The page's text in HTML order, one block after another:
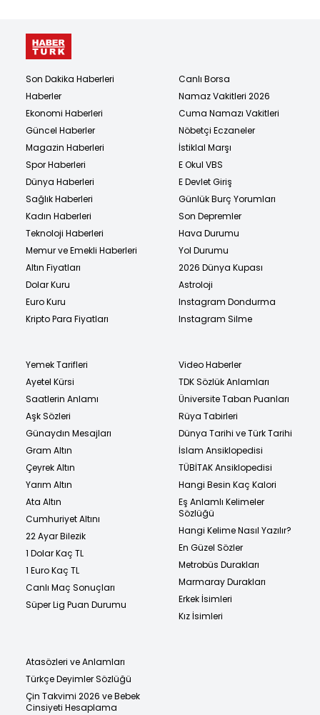
Son Dakika Haberleri
Haberler
Ekonomi Haberleri
Güncel Haberler
Magazin Haberleri
Spor Haberleri
Dünya Haberleri
Sağlık Haberleri
Kadın Haberleri
Teknoloji Haberleri
Memur ve Emekli Haberleri
Altın Fiyatları
Dolar Kuru
Euro Kuru
Kripto Para Fiyatları
Canlı Borsa
Namaz Vakitleri 2026
Cuma Namazı Vakitleri
Nöbetçi Eczaneler
İstiklal Marşı
E Okul VBS
E Devlet Giriş
Günlük Burç Yorumları
Son Depremler
Hava Durumu
Yol Durumu
2026 Dünya Kupası
Astroloji
Instagram Dondurma
Instagram Silme
Yemek Tarifleri
Ayetel Kürsi
Saatlerin Anlamı
Aşk Sözleri
Günaydın Mesajları
Gram Altın
Çeyrek Altın
Yarım Altın
Ata Altın
Cumhuriyet Altını
22 Ayar Bilezik
1 Dolar Kaç TL
1 Euro Kaç TL
Canlı Maç Sonuçları
Süper Lig Puan Durumu
Video Haberler
TDK Sözlük Anlamları
Üniversite Taban Puanları
Rüya Tabirleri
Dünya Tarihi ve Türk Tarihi
İslam Ansiklopedisi
TÜBİTAK Ansiklopedisi
Hangi Besin Kaç Kalori
Eş Anlamlı Kelimeler
Sözlüğü
Hangi Kelime Nasıl Yazılır?
En Güzel Sözler
Metrobüs Durakları
Marmaray Durakları
Erkek İsimleri
Kız İsimleri
Atasözleri ve Anlamları
Türkçe Deyimler Sözlüğü
Çin Takvimi 2026 ve Bebek
Cinsiyeti Hesaplama